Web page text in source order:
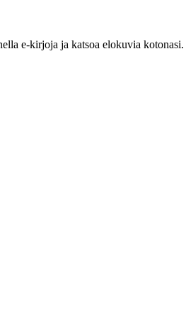
e-kirjoja ja katsoa elokuvia kotonasi.